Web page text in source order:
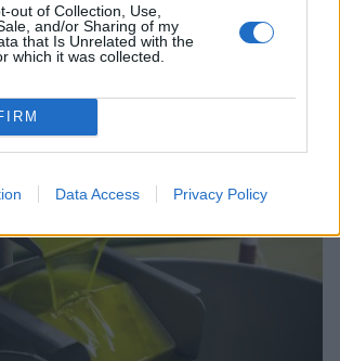
out of Collection, Use,
and/or Sharing of my
that Is Unrelated with the
which it was collected.
Data Access Privacy Policy
Υπεγράφη η Κοινή
δαπάνη 263,5 εκατ.